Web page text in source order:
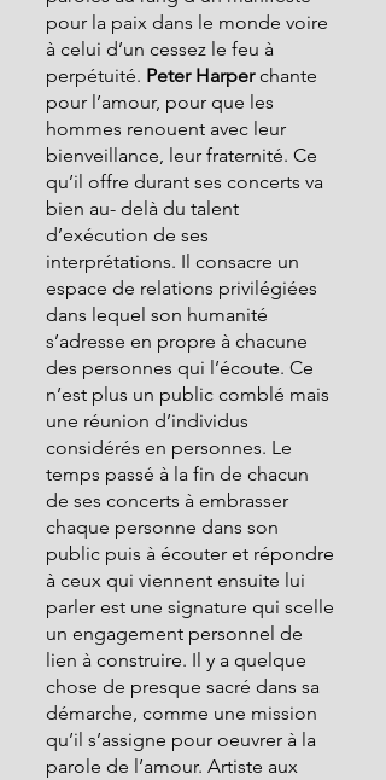
pour la paix dans le monde voire
à celui d’un cessez le feu à
perpétuité. Peter Harper chante
pour l’amour, pour que les
hommes renouent avec leur
bienveillance, leur fraternité. Ce
qu’il offre durant ses concerts va
bien au- delà du talent
d’exécution de ses
interprétations. Il consacre un
espace de relations privilégiées
dans lequel son humanité
s’adresse en propre à chacune
des personnes qui l’écoute. Ce
n’est plus un public comblé mais
une réunion d’individus
considérés en personnes. Le
temps passé à la fin de chacun
de ses concerts à embrasser
chaque personne dans son
public puis à écouter et répondre
à ceux qui viennent ensuite lui
parler est une signature qui scelle
un engagement personnel de
lien à construire. Il y a quelque
chose de presque sacré dans sa
démarche, comme une mission
qu’il s’assigne pour oeuvrer à la
parole de l’amour. Artiste aux